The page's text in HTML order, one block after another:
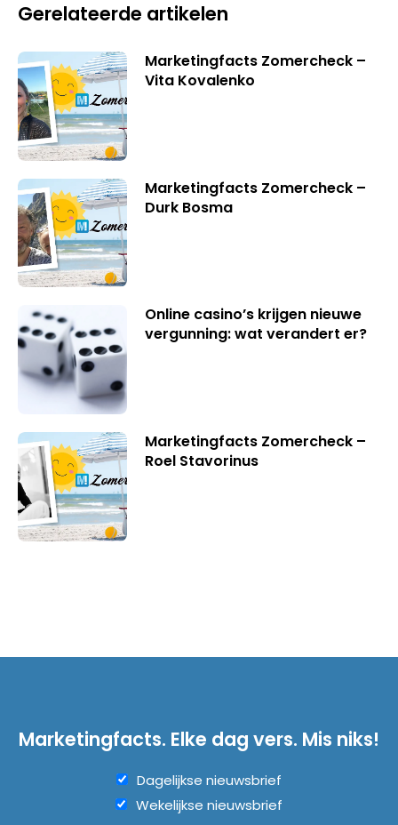
Gerelateerde artikelen
Marketingfacts Zomercheck –
Vita Kovalenko
Marketingfacts Zomercheck –
Durk Bosma
Online casino’s krijgen nieuwe
vergunning: wat verandert er?
Marketingfacts Zomercheck –
Roel Stavorinus
Marketingfacts. Elke dag vers. Mis niks!
Dagelijkse nieuwsbrief
Wekelijkse nieuwsbrief